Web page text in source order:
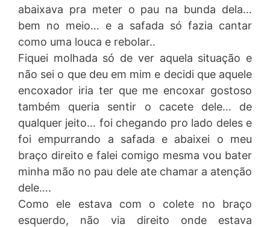
abaixava pra meter o pau na bunda dela…
bem no meio… e a safada só fazia cantar
como uma louca e rebolar..
Fiquei molhada só de ver aquela situação e
não sei o que deu em mim e decidi que aquele
encoxador iria ter que me encoxar gostoso
também queria sentir o cacete dele… de
qualquer jeito… foi chegando pro lado deles e
foi empurrando a safada e abaixei o meu
braço direito e falei comigo mesma vou bater
minha mão no pau dele ate chamar a atenção
dele….
Como ele estava com o colete no braço
esquerdo, não via direito onde estava